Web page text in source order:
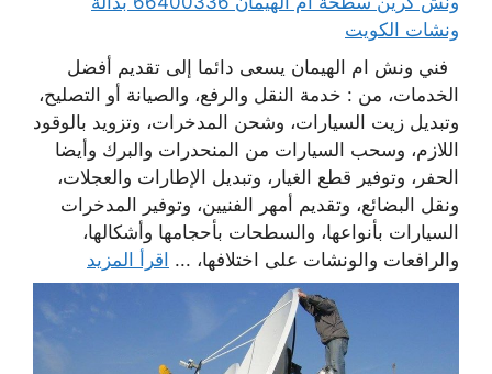
ونشات الكويت
فني ونش ام الهيمان يسعى دائما إلى تقديم أفضل
الخدمات، من : خدمة النقل والرفع، والصيانة أو التصليح،
وتبديل زيت السيارات، وشحن المدخرات، وتزويد بالوقود
اللازم، وسحب السيارات من المنحدرات والبرك وأيضا
الحفر، وتوفير قطع الغيار، وتبديل الإطارات والعجلات،
ونقل البضائع، وتقديم أمهر الفنيين، وتوفير المدخرات
السيارات بأنواعها، والسطحات بأحجامها وأشكالها،
والرافعات والونشات على اختلافها، ... اقرأ المزيد